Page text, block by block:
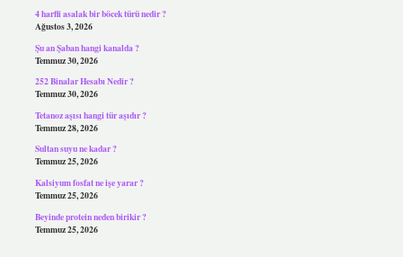
4 harfli asalak bir böcek türü nedir ?
Ağustos 3, 2026
Şu an Şaban hangi kanalda ?
Temmuz 30, 2026
252 Binalar Hesabı Nedir ?
Temmuz 30, 2026
Tetanoz aşısı hangi tür aşıdır ?
Temmuz 28, 2026
Sultan suyu ne kadar ?
Temmuz 25, 2026
Kalsiyum fosfat ne işe yarar ?
Temmuz 25, 2026
Beyinde protein neden birikir ?
Temmuz 25, 2026